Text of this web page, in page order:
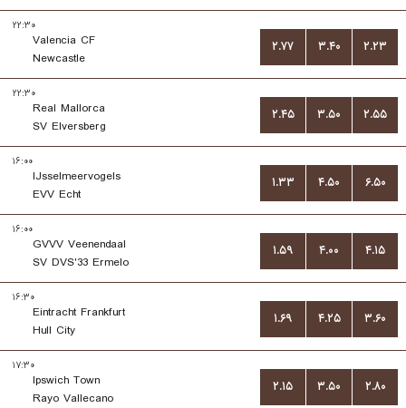
۲۲:۳۰
Valencia CF
Newcastle
۲.۷۷ ۳.۴۰ ۲.۲۳
۲۲:۳۰
Real Mallorca
SV Elversberg
۲.۴۵ ۳.۵۰ ۲.۵۵
۱۶:۰۰
IJsselmeervogels
EVV Echt
۱.۳۳ ۴.۵۰ ۶.۵۰
۱۶:۰۰
GVVV Veenendaal
SV DVS'33 Ermelo
۱.۵۹ ۴.۰۰ ۴.۱۵
۱۶:۳۰
Eintracht Frankfurt
Hull City
۱.۶۹ ۴.۲۵ ۳.۶۰
۱۷:۳۰
Ipswich Town
Rayo Vallecano
۲.۱۵ ۳.۵۰ ۲.۸۰